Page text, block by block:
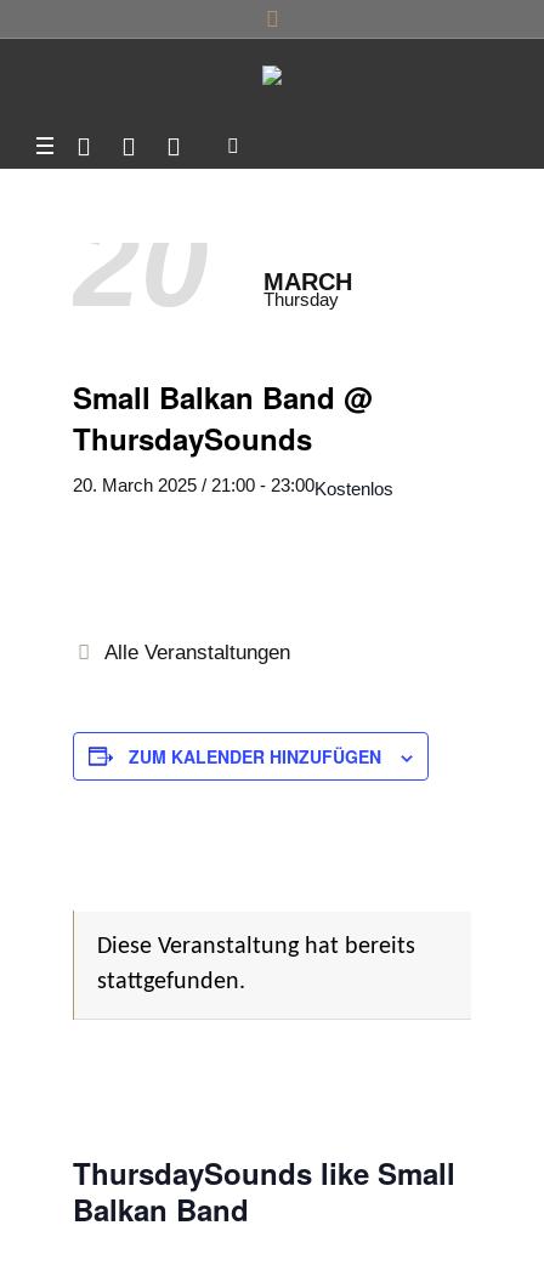
20 MARCH
Thursday
Small Balkan Band @
ThursdaySounds
20. March 2025 / 21:00 - 23:00Kostenlos
Alle Veranstaltungen
ZUM KALENDER HINZUFÜGEN
Diese Veranstaltung hat bereits
stattgefunden.
ThursdaySounds like Small
Balkan Band